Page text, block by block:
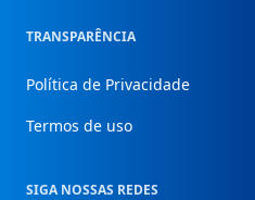
TRANSPARÊNCIA
Política de Privacidade
Termos de uso
SIGA NOSSAS REDES